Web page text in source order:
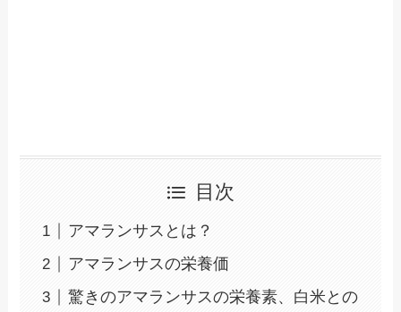
目次
アマランサスとは？
アマランサスの栄養価
驚きのアマランサスの栄養素、白米との